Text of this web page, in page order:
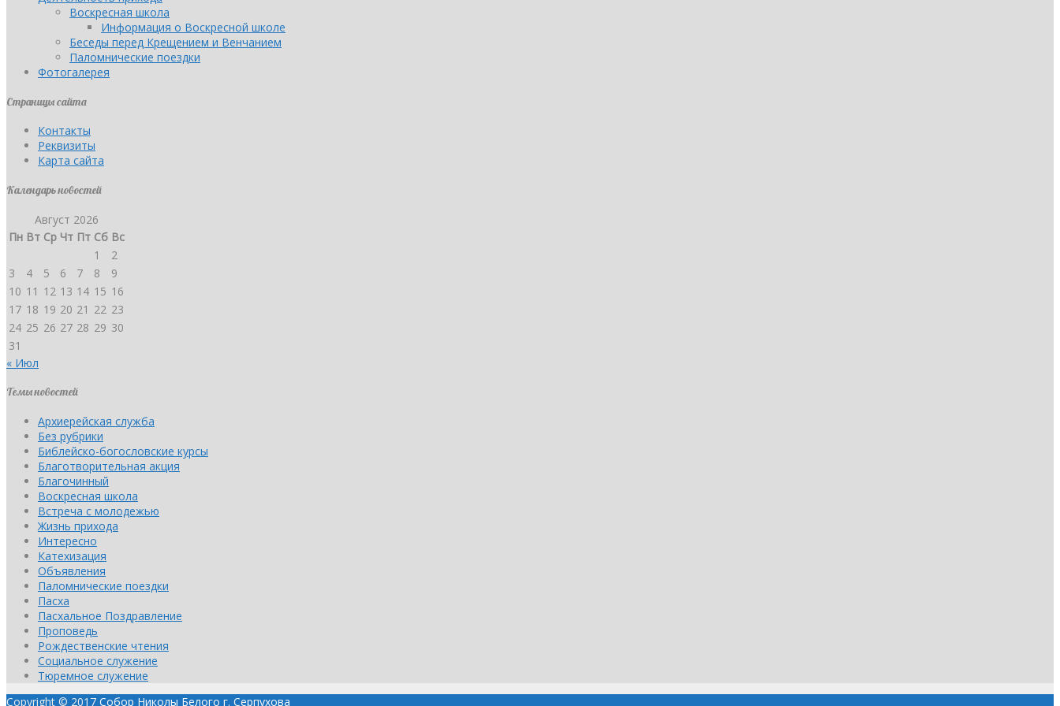
Воскресная школа
Информация о Воскресной школе
Беседы перед Крещением и Венчанием
Паломнические поездки
Фотогалерея
Страницы сайта
Контакты
Реквизиты
Карта сайта
Календарь новостей
Август 2026
Пн Вт Ср Чт Пт Сб Вс
1
2
3
4 5 6 7 8
9
10 11 12 13 14 15 16
17 18 19 20 21 22 23
24 25 26 27 28 29 30
31
« Июл
Темы новостей
Архиерейская служба
Без рубрики
Библейско-богословские курсы
Благотворительная акция
Благочинный
Воскресная школа
Встреча с молодежью
Жизнь прихода
Интересно
Катехизация
Объявления
Паломнические поездки
Пасха
Пасхальное Поздравление
Проповедь
Рождественские чтения
Социальное служение
Тюремное служение
Copyright © 2017 Собор Николы Белого г. Серпухова